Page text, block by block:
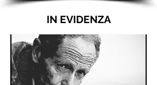
IN EVIDENZA